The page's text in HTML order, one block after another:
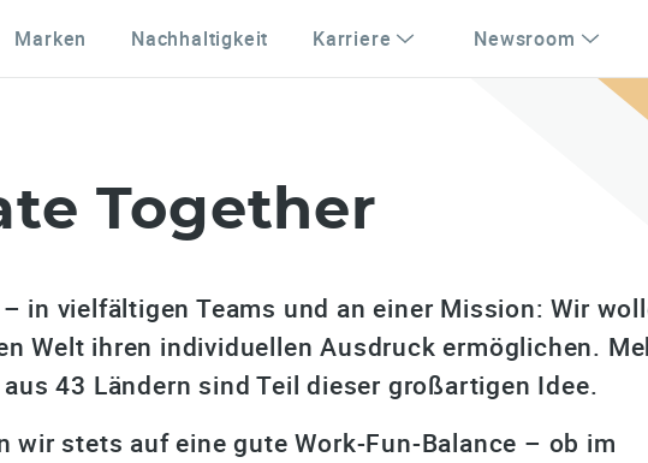
Marken Nachhaltigkeit Karriere Newsroom
Together
in vielfältigen Teams und an einer Mission: Wir
Welt ihren individuellen Ausdruck ermöglichen.
43 Ländern sind Teil dieser großartigen Idee.
wir stets auf eine gute Work-Fun-Balance – ob im